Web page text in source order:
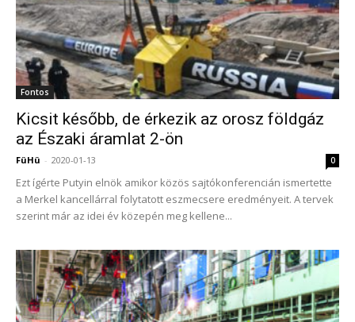
Fontos
Kicsit később, de érkezik az orosz földgáz
az Északi áramlat 2-ön
FüHü - 2020-01-13 0
Ezt ígérte Putyin elnök amikor közös sajtókonferencián ismertette
a Merkel kancellárral folytatott eszmecsere eredményeit. A tervek
szerint már az idei év közepén meg kellene...